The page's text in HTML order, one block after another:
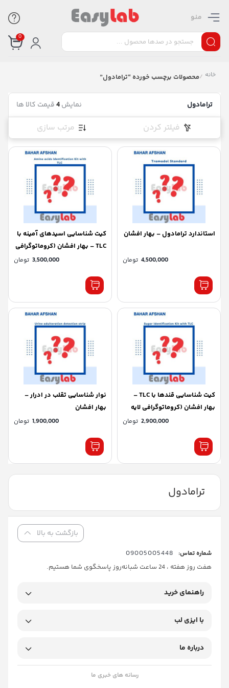
منو
0
خانه /محصولات برچسب خورده “ترامادول”
ترامادول نمایش4قیمت کالا ها
فیلتر کردن مرتب سازی
استاندارد ترامادول – بهار افشان
4,500,000 تومان
کیت شناسایی اسیدهای آمینه با
TLC – بهار افشان (کروماتوگرافی
3,500,000 تومان
کیت شناسایی قندها با TLC –
بهار افشان (کروماتوگرافی لایه
2,900,000 تومان
نوار شناسایی تقلب در ادرار –
بهار افشان
1,900,000 تومان
ترامادول
بازگشت به بالا
شماره تماس:
09005005448
هفت روز هفته ، 24 ساعت شبانه‌روز پاسخگوی شما هستیم.
راهنمای خرید
با ایزی لب
درباره ما
رسانه های خبری ما